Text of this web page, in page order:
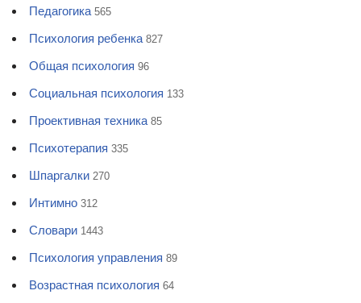
Педагогика 565
Психология ребенка 827
Общая психология 96
Социальная психология 133
Проективная техника 85
Психотерапия 335
Шпаргалки 270
Интимно 312
Словари 1443
Психология управления 89
Возрастная психология 64